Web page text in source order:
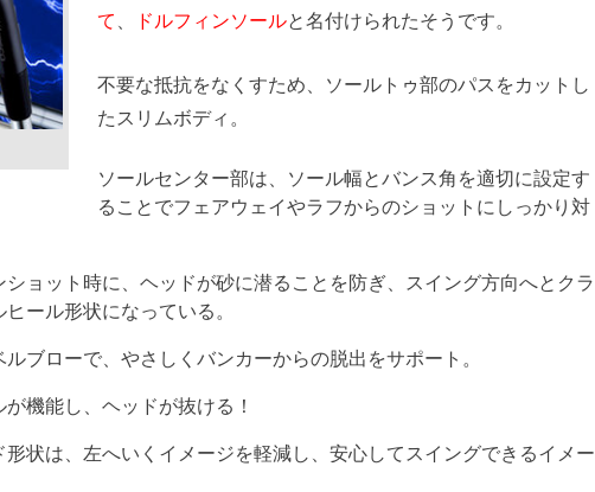
て
ドルフィンソールと名付けられたそうです。
不要な抵抗をなくすため、ソールトゥ部のパスをカットし
たスリムボディ。
ソールセンター部は、ソール幅とバンス角を適切に設定す
ることでフェアウェイやラフからのショットにしっかり対
ョット時に、ヘッドが砂に潜ることを防ぎ、スイング方向へとクラ
ール形状になっている。
ブローで、やさしくバンカーからの脱出をサポート。
機能し、ヘッドが抜ける！
形状は、左へいくイメージを軽減し、安心してスイングできるイメー